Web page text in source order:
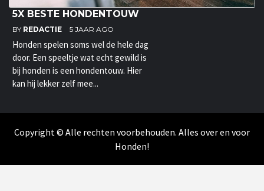
5X BESTE HONDENTOUW
BY REDACTIE 5 JAAR AGO
Honden spelen soms wel de hele dag
door. Een speeltje wat echt gewild is
bij honden is een hondentouw. Hier
kan hij lekker zelf mee...
Copyright © Alle rechten voorbehouden. Alles over en voor
Honden!